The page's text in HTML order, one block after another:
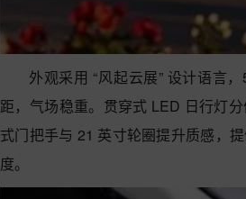
外观采用 “风起云展” 设计语言
距，气场稳重。贯穿式 LED 日行灯
式门把手与 21 英寸轮圈提升质感，
度。